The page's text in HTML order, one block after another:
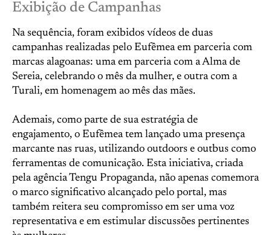
Exibição de Campanhas
Na sequência, foram exibidos vídeos de duas
campanhas realizadas pelo Eufêmea em parceria com
marcas alagoanas: uma em parceria com a Alma de
Sereia, celebrando o mês da mulher, e outra com a
Turali, em homenagem ao mês das mães.
Ademais, como parte de sua estratégia de
engajamento, o Eufêmea tem lançado uma presença
marcante nas ruas, utilizando outdoors e outbus como
ferramentas de comunicação. Esta iniciativa, criada
pela agência Tengu Propaganda, não apenas comemora
o marco significativo alcançado pelo portal, mas
também reitera seu compromisso em ser uma voz
representativa e em estimular discussões pertinentes